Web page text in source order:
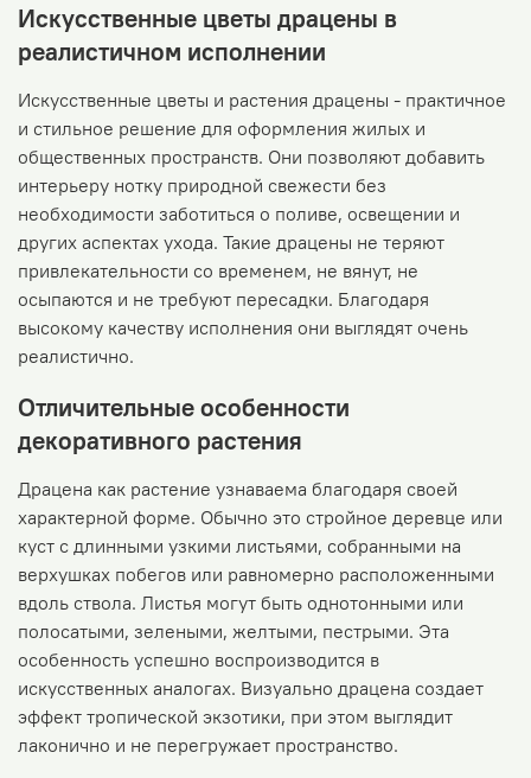
Искусственные цветы драцены в
реалистичном исполнении
Искусственные цветы и растения драцены - практичное
и стильное решение для оформления жилых и
общественных пространств. Они позволяют добавить
интерьеру нотку природной свежести без
необходимости заботиться о поливе, освещении и
других аспектах ухода. Такие драцены не теряют
привлекательности со временем, не вянут, не
осыпаются и не требуют пересадки. Благодаря
высокому качеству исполнения они выглядят очень
реалистично.
Отличительные особенности
декоративного растения
Драцена как растение узнаваема благодаря своей
характерной форме. Обычно это стройное деревце или
куст с длинными узкими листьями, собранными на
верхушках побегов или равномерно расположенными
вдоль ствола. Листья могут быть однотонными или
полосатыми, зелеными, желтыми, пестрыми. Эта
особенность успешно воспроизводится в
искусственных аналогах. Визуально драцена создает
эффект тропической экзотики, при этом выглядит
лаконично и не перегружает пространство.